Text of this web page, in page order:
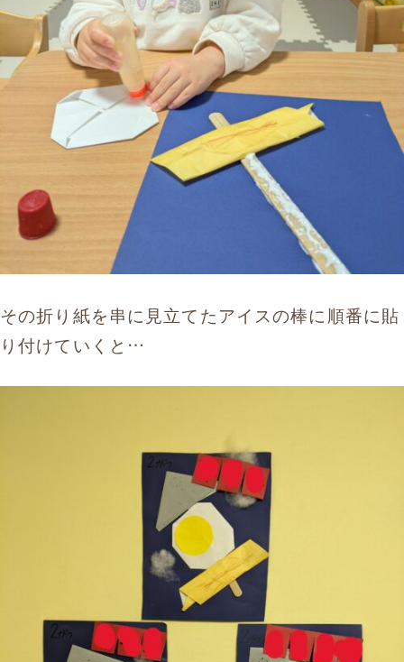
その折り紙を串に見立てたアイスの棒に順番に貼
り付けていくと…